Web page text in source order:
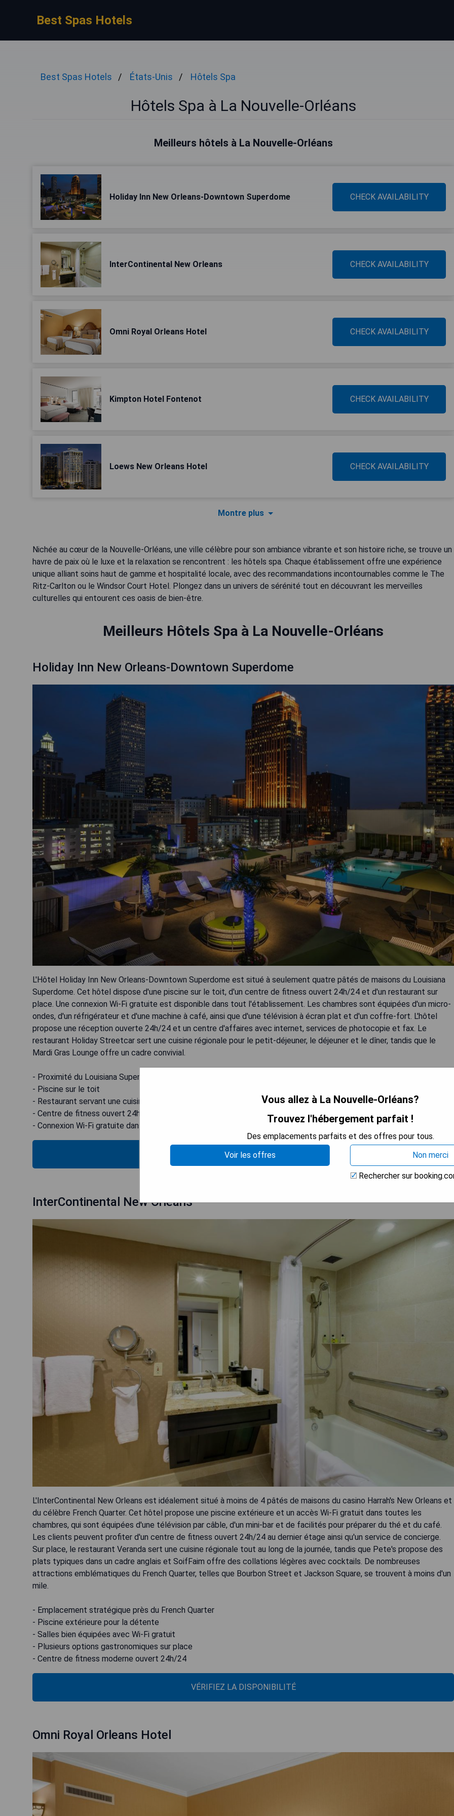
Best Spas Hotels
Best Spas Hotels États-Unis Hôtels Spa
Hôtels Spa à La Nouvelle-Orléans
Meilleurs hôtels à La Nouvelle-Orléans
Holiday Inn New Orleans-Downtown Superdome CHECK AVAILABILITY
InterContinental New Orleans CHECK AVAILABILITY
Omni Royal Orleans Hotel CHECK AVAILABILITY
Kimpton Hotel Fontenot CHECK AVAILABILITY
Loews New Orleans Hotel CHECK AVAILABILITY
Montre plus
Nichée au cœur de la Nouvelle-Orléans, une ville célèbre pour son ambiance vibrante et son histoire riche, se trouve un
havre de paix où le luxe et la relaxation se rencontrent : les hôtels spa. Chaque établissement offre une expérience
unique alliant soins haut de gamme et hospitalité locale, avec des recommandations incontournables comme le The
Ritz-Carlton ou le Windsor Court Hotel. Plongez dans un univers de sérénité tout en découvrant les merveilles
culturelles qui entourent ces oasis de bien-être.
Meilleurs Hôtels Spa à La Nouvelle-Orléans
Holiday Inn New Orleans-Downtown Superdome
L'Hôtel Holiday Inn New Orleans-Downtown Superdome est situé à seulement quatre pâtés de maisons du Louisiana
Superdome. Cet hôtel dispose d'une piscine sur le toit, d'un centre de fitness ouvert 24h/24 et d'un restaurant sur
place. Une connexion Wi-Fi gratuite est disponible dans tout l'établissement. Les chambres sont équipées d'un micro-
ondes, d'un réfrigérateur et d'une machine à café, ainsi que d'une télévision à écran plat et d'un coffre-fort. L'hôtel
propose une réception ouverte 24h/24 et un centre d'affaires avec internet, services de photocopie et fax. Le
restaurant Holiday Streetcar sert une cuisine régionale pour le petit-déjeuner, le déjeuner et le dîner, tandis que le
Mardi Gras Lounge offre un cadre convivial.
- Proximité du Louisiana Superdome
- Piscine sur le toit
- Restaurant servant une cuisine régionale
- Centre de fitness ouvert 24h/24
- Connexion Wi-Fi gratuite dans tout l'établissement
VÉRIFIEZ LA DISPONIBILITÉ
InterContinental New Orleans
L'InterContinental New Orleans est idéalement situé à moins de 4 pâtés de maisons du casino Harrah's New Orleans et
du célèbre French Quarter. Cet hôtel propose une piscine extérieure et un accès Wi-Fi gratuit dans toutes les
chambres, qui sont équipées d'une télévision par câble, d'un mini-bar et de facilités pour préparer du thé et du café.
Les clients peuvent profiter d'un centre de fitness ouvert 24h/24 au dernier étage ainsi qu'un service de concierge.
Sur place, le restaurant Veranda sert une cuisine régionale tout au long de la journée, tandis que Pete's propose des
plats typiques dans un cadre anglais et SoifFaim offre des collations légères avec cocktails. De nombreuses
attractions emblématiques du French Quarter, telles que Bourbon Street et Jackson Square, se trouvent à moins d'un
mile.
- Emplacement stratégique près du French Quarter
- Piscine extérieure pour la détente
- Salles bien équipées avec Wi-Fi gratuit
- Plusieurs options gastronomiques sur place
- Centre de fitness moderne ouvert 24h/24
VÉRIFIEZ LA DISPONIBILITÉ
Omni Royal Orleans Hotel
Vous allez à La Nouvelle-Orléans?
Trouvez l'hébergement parfait !
Des emplacements parfaits et des offres pour tous.
Voir les offres
Non merci
Rechercher sur